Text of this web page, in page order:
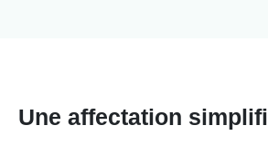
Une affectation